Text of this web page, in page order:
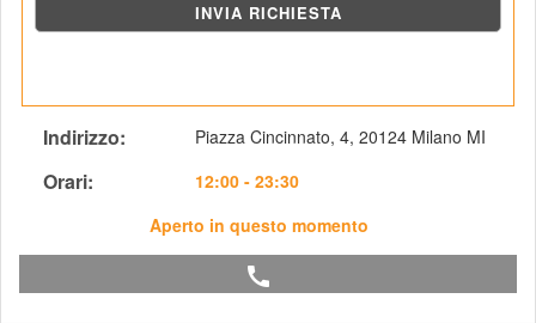
Indirizzo: Piazza Cincinnato, 4, 20124 Milano MI
Orari:
12:00 - 23:30
Aperto in questo momento
call